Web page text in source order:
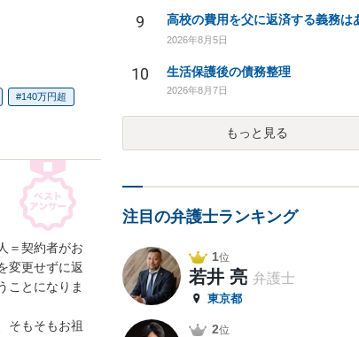
140万円超
＝契約者がお
変更せずに返
ことになりま
そもそもお祖
9
2026年8月5日
10 生活保護後の債務整理
2026年8月7日
もっと見る
注目の弁護士ランキング
1位
若井 亮 弁護士
東京都
2位